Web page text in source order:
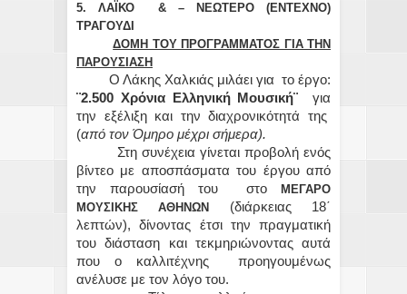
5. ΛΑΪΚΟ & – ΝΕΩΤΕΡΟ (ΕΝΤΕΧΝΟ)
ΤΡΑΓΟΥΔΙ
ΔΟΜΗ ΤΟΥ ΠΡΟΓΡΑΜΜΑΤΟΣ ΓΙΑ ΤΗΝ
ΠΑΡΟΥΣΙΑΣΗ
Ο Λάκης Χαλκιάς μιλάει για το έργο:
¨2.500 Χρόνια Ελληνική
Μουσική¨ για
την εξέλιξη και την διαχρονικότητά της
(από τον Όμηρο μέχρι σήμερα).
Στη συνέχεια γίνεται προβολή ενός
βίντεο με αποσπάσματα του έργου από
την παρουσίασή του στο
ΜΕΓΑΡΟ
ΜΟΥΣΙΚΗΣ ΑΘΗΝΩΝ
(διάρκειας 18΄
λεπτών), δίνοντας έτσι την πραγματική
του διάσταση και τεκμηριώνοντας αυτά
που ο καλλιτέχνης προηγουμένως
ανέλυσε με τον λόγο του.